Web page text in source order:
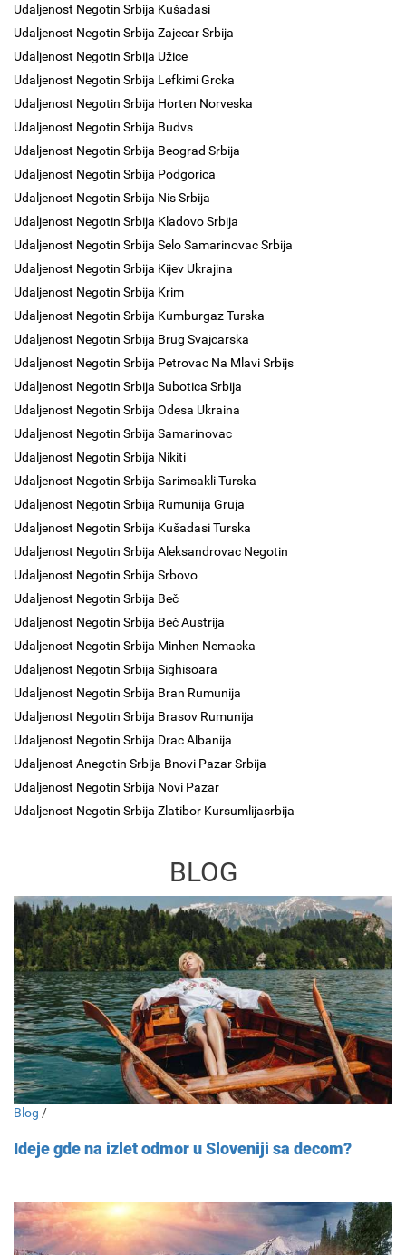
Udaljenost Negotin Srbija Kušadasi
Udaljenost Negotin Srbija Zajecar Srbija
Udaljenost Negotin Srbija Užice
Udaljenost Negotin Srbija Lefkimi Grcka
Udaljenost Negotin Srbija Horten Norveska
Udaljenost Negotin Srbija Budvs
Udaljenost Negotin Srbija Beograd Srbija
Udaljenost Negotin Srbija Podgorica
Udaljenost Negotin Srbija Nis Srbija
Udaljenost Negotin Srbija Kladovo Srbija
Udaljenost Negotin Srbija Selo Samarinovac Srbija
Udaljenost Negotin Srbija Kijev Ukrajina
Udaljenost Negotin Srbija Krim
Udaljenost Negotin Srbija Kumburgaz Turska
Udaljenost Negotin Srbija Brug Svajcarska
Udaljenost Negotin Srbija Petrovac Na Mlavi Srbijs
Udaljenost Negotin Srbija Subotica Srbija
Udaljenost Negotin Srbija Odesa Ukraina
Udaljenost Negotin Srbija Samarinovac
Udaljenost Negotin Srbija Nikiti
Udaljenost Negotin Srbija Sarimsakli Turska
Udaljenost Negotin Srbija Rumunija Gruja
Udaljenost Negotin Srbija Kušadasi Turska
Udaljenost Negotin Srbija Aleksandrovac Negotin
Udaljenost Negotin Srbija Srbovo
Udaljenost Negotin Srbija Beč
Udaljenost Negotin Srbija Beč Austrija
Udaljenost Negotin Srbija Minhen Nemacka
Udaljenost Negotin Srbija Sighisoara
Udaljenost Negotin Srbija Bran Rumunija
Udaljenost Negotin Srbija Brasov Rumunija
Udaljenost Negotin Srbija Drac Albanija
Udaljenost Anegotin Srbija Bnovi Pazar Srbija
Udaljenost Negotin Srbija Novi Pazar
Udaljenost Negotin Srbija Zlatibor Kursumlijasrbija
BLOG
Blog /
Ideje gde na izlet odmor u Sloveniji sa decom?